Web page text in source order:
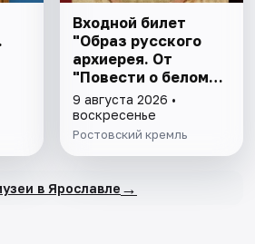
Входной билет
"Образ русского
архиерея. От
"Повести о белом
клобуке" до
восстановления
патриаршества"
9 августа 2026 •
воскресенье
Ростовский кремль
в Ярославле →